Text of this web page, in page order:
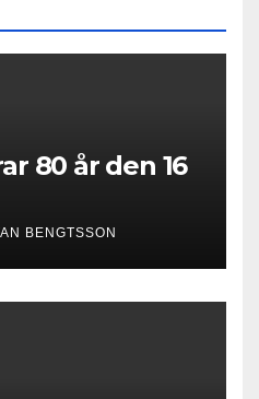
80 år den 16
BENGTSSON